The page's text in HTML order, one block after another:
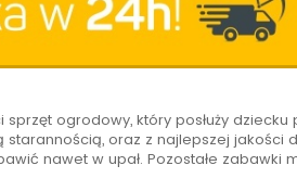
sprzęt ogrodowy, który posłuży
starannością, oraz z najlepszej
nawet w upał. Pozostałe zabawki